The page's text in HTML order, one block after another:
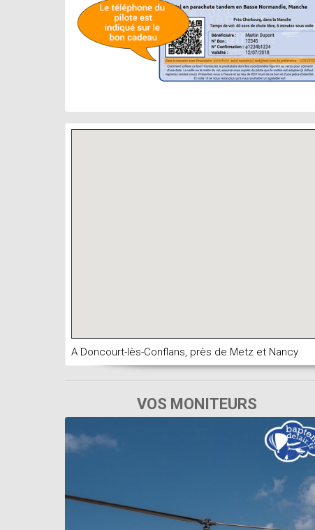
A Doncourt-lès-Conflans, près de Metz et Nancy
VOS MONITEURS